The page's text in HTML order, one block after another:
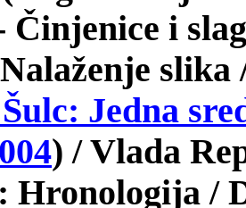
Činjenice i
Nalaženje slika
Jedna
) / Vlada
Hronologija /